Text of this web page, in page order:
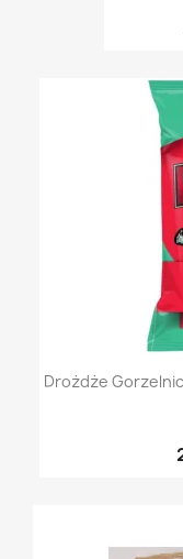
Drożdże